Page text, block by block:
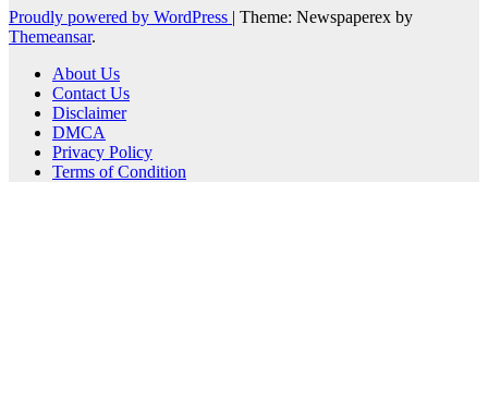
Proudly powered by WordPress | Theme: Newspaperex by
Themeansar.
About Us
Contact Us
Disclaimer
DMCA
Privacy Policy
Terms of Condition